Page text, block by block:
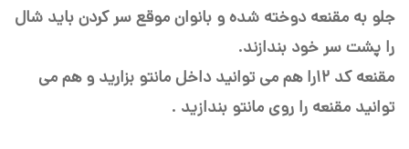
جلو به مقنعه دوخته شده و بانوان موقع سر کردن باید شال
را پشت سر خود بندازند.
مقنعه کد 12را هم می توانید داخل مانتو بزارید و هم می
توانید مقنعه را روی مانتو بندازید .